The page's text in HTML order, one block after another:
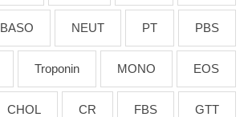
PBS
PT
NEUT
BASO
EOS
MONO
Troponin
GTT
FBS
CR
CHOL